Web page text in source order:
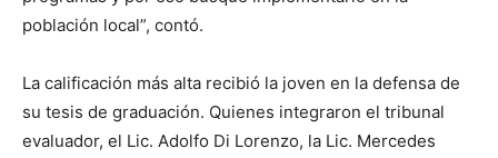
población local”, contó.
La calificación más alta recibió la joven en la defensa de
su tesis de graduación. Quienes integraron el tribunal
evaluador, el Lic. Adolfo Di Lorenzo, la Lic. Mercedes